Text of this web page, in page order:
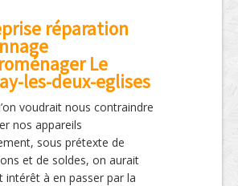
réparation
Le
les-deux-eglises
voudrait nous contraindre
nos appareils
sous prétexte de
et de soldes, on aurait
intérêt à en passer par la